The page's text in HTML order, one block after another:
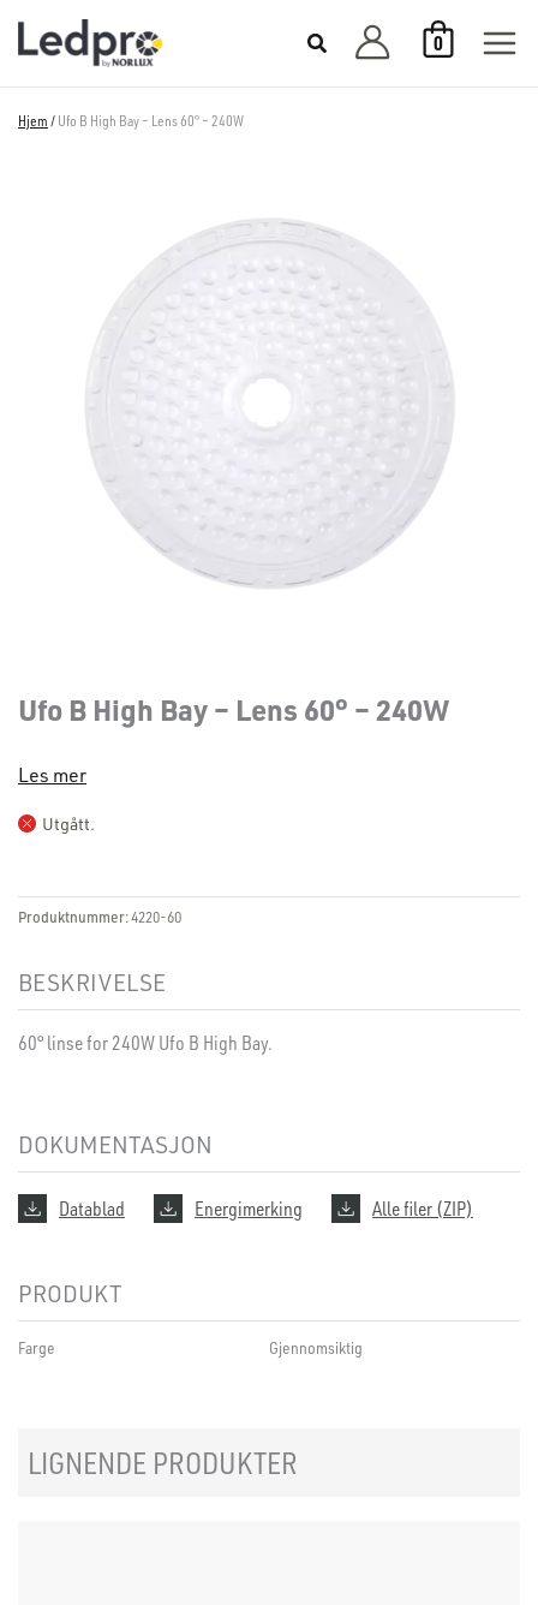
rett
0
Hjem / Ufo B High Bay – Lens 60° – 240W
Ufo B High Bay – Lens 60° – 240W
Les mer
Utgått.
Produktnummer:4220-60
BESKRIVELSE
60° linse for 240W Ufo B High Bay.
DOKUMENTASJON
Datablad Energimerking Alle filer (ZIP)
PRODUKT
Farge Gjennomsiktig
LIGNENDE PRODUKTER